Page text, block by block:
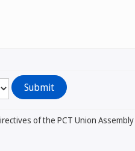
of the PCT Union Assembly